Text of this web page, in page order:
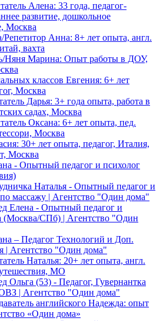
Алена: 33 года, педагог-
развитие, дошкольное
Москва
Репетитор Анна: 8+ лет опыта, англ.
вахта
Няня Марина: Опыт работы в ДОУ,
классов Евгения: 6+ лет
Москва
Дарья: 3+ года опыта, работа в
садах, Москва
Оксана: 6+ лет опыта, пед.
Москва
30+ лет опыта, педагог, Италия,
Москва
- Опытный педагог и психолог
Наталья - Опытный педагог и
массажу | Агентство "Один дома"
Елена - Опытный педагог и
(Москва/СПб) | Агентство "Один
– Педагог Технологий и Доп.
| Агентство "Один дома"
Наталья: 20+ лет опыта, англ.
МО
Ольга (53) - Педагог, Гувернантка
ОВЗ | Агентство "Один дома"
английского Надежда: опыт
«Один дома»